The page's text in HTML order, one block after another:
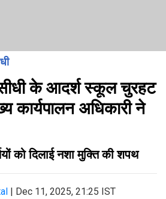
के आदर्श स्कूल चुरहट
कार्यपालन अधिकारी ने
को दिलाई नशा मुक्ति की शपथ
| Dec 11, 2025, 21:25 IST